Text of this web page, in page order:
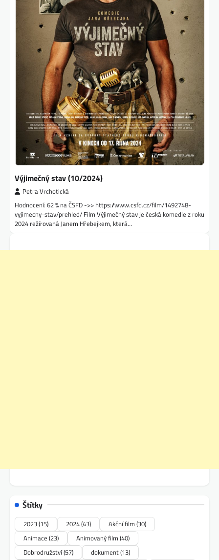
Výjimečný stav (10/2024)
Petra Vrchotická
Hodnocení: 62 % na ČSFD ->> https://www.csfd.cz/film/1492748-
vyjimecny-stav/prehled/ Film Výjimečný stav je česká komedie z roku
2024 režírovaná Janem Hřebejkem, která…
Štítky
2023(15) 2024(43) Akční film (30)
Animace (23) Animovaný film (40)
Dobrodružství(57) dokument(13)